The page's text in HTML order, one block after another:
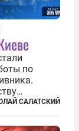
по
и два
В
САЛАТСКИЙ